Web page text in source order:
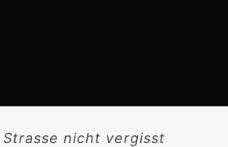
Strasse nicht vergisst